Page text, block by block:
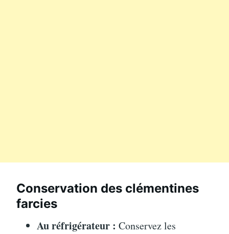
Conservation des clémentines
farcies
Au réfrigérateur : Conservez les